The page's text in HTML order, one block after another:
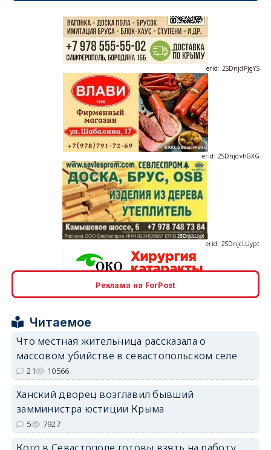
erid: 2SDnjdPjgYS
erid: 2SDnjdvhGXG
erid: 2SDnjcrDNw6
erid: 2SDnjdPjgYS
Реклама на ForPost
Читаемое
Что местная жительница рассказала о
массовом убийстве в севастопольском селе
21 10566
Ханский дворец возглавил бывший
замминистра юстиции Крыма
5 7927